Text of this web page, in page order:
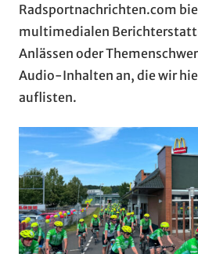
Radsportnachrichten.com
multimedialen
Anlässen oder
Audio-Inhalten an, die wir
auflisten.